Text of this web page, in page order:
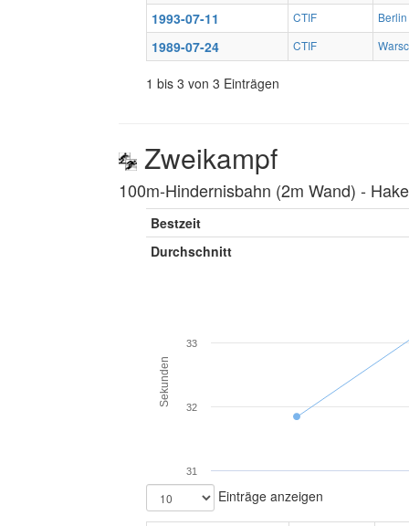
1993-07-11 CTIF Berlin
1989-07-24 CTIF
1 bis 3 von 3 Einträgen
Zweikampf
100m-Hindernisbahn (2m Wand) ‐
Bestzeit
Durchschnitt
Sekunden
31
32
33
Einträge anzeigen